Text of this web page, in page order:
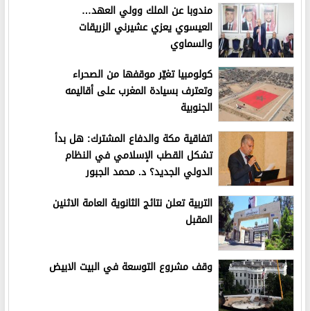
مندوبا عن الملك وولي العهد…
العيسوي يعزي عشيرني الزريقات
والسماوي
كولومبيا تغيّر موقفها من الصحراء
وتعترف بسيادة المغرب على أقاليمه
الجنوبية
اتفاقية مكة والدفاع المشترك: هل بدأ
تشكل القطب الإسلامي في النظام
الدولي الجديد؟ د. محمد الجبور
التربية تعلن نتائج الثانوية العامة الاثنين
المقبل
وقف مشروع التوسعة في البيت الابيض